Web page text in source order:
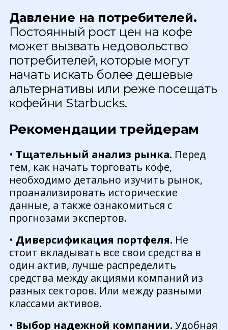
Давление на потребителей.
Постоянный рост цен на кофе
может вызвать недовольство
потребителей, которые могут
начать искать более дешевые
альтернативы или реже посещать
кофейни Starbucks.
Рекомендации трейдерам
• Тщательный анализ рынка. Перед
тем, как начать торговать кофе,
необходимо детально изучить рынок,
проанализировать исторические
данные, а также ознакомиться с
прогнозами экспертов.
• Диверсификация портфеля. Не
стоит вкладывать все свои средства в
один актив, лучше распределить
средства между акциями компаний из
разных секторов. Или между разными
классами активов.
• Выбор надежной компании. Удобная